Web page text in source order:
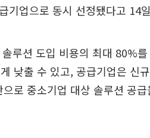
기업으로 동시 선정됐다고 14
루션 도입 비용의 최대 80%
낮출 수 있고, 공급기업은 신
로 중소기업 대상 솔루션 공